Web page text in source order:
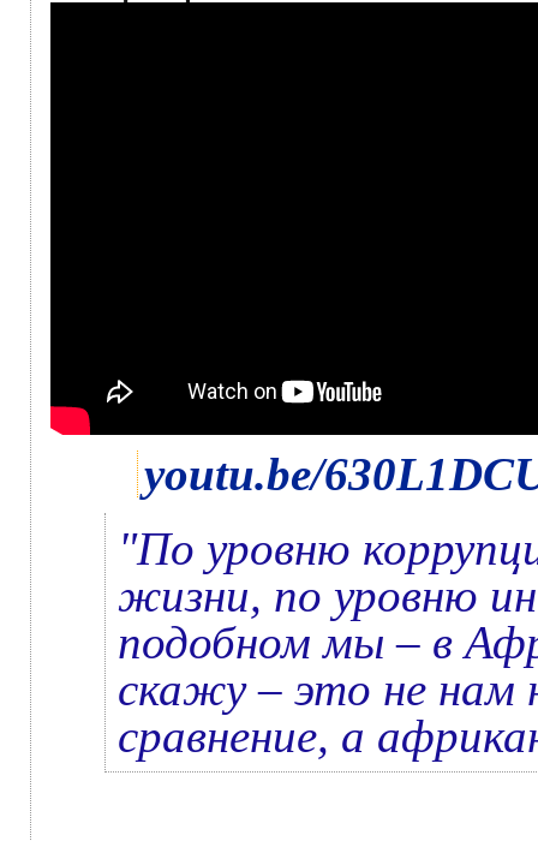
youtu.be/
"По уровню
жизни, по уровню
подобном мы – в
скажу – это не нам
сравнение, а